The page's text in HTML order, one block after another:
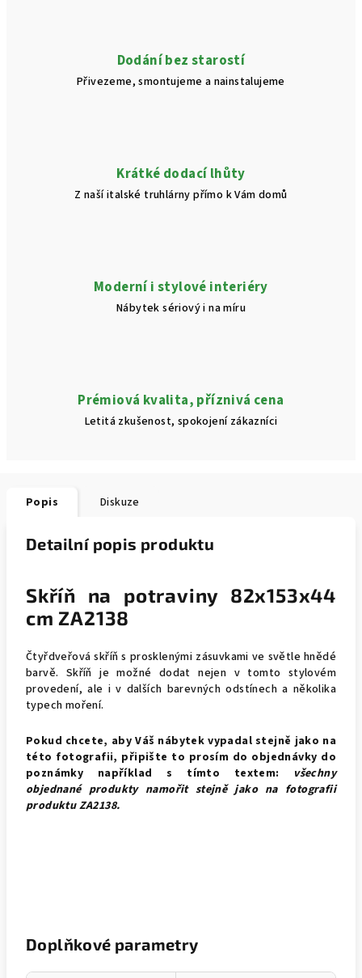
Dodání bez starostí
Přivezeme, smontujeme a nainstalujeme
Krátké dodací lhůty
Z naší italské truhlárny přímo k Vám domů
Moderní i stylové interiéry
Nábytek sériový i na míru
Prémiová kvalita, příznivá cena
Letitá zkušenost, spokojení zákazníci
Popis Diskuze
Detailní popis produktu
Skříň na potraviny 82x153x44
cm ZA2138
Čtyřdveřová skříň s prosklenými zásuvkami ve světle hnědé
barvě. Skříň je možné dodat nejen v tomto stylovém
provedení, ale i v dalších barevných odstínech a několika
typech moření.
Pokud chcete, aby Váš nábytek vypadal stejně jako na
této fotografii, připište to prosím do objednávky do
poznámky například s tímto textem: všechny
objednané produkty namořit stejně jako na fotografii
produktuZA2138.
Doplňkové parametry